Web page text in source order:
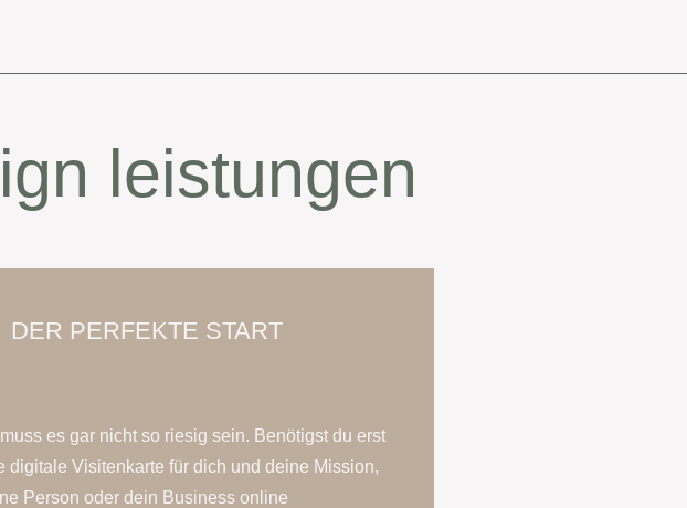
leistungen
DER PERFEKTE START
es gar nicht so riesig sein. Benötigst du erst
digitale Visitenkarte für dich und deine Mission,
Person oder dein Business online